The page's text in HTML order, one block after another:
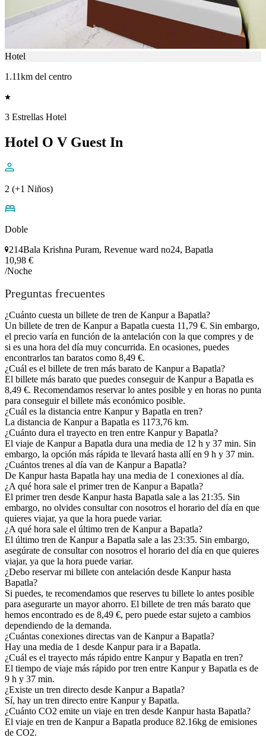
Hotel
1.11km del centro
3 Estrellas Hotel
Hotel O V Guest In
2 (+1 Niños)
Doble
214Bala Krishna Puram, Revenue ward no24, Bapatla
10,98 €
/Noche
Preguntas frecuentes
¿Cuánto cuesta un billete de tren de Kanpur a Bapatla?
Un billete de tren de Kanpur a Bapatla cuesta 11,79 €. Sin embargo,
el precio varía en función de la antelación con la que compres y de
si es una hora del día muy concurrida. En ocasiones, puedes
encontrarlos tan baratos como 8,49 €.
¿Cuál es el billete de tren más barato de Kanpur a Bapatla?
El billete más barato que puedes conseguir de Kanpur a Bapatla es
8,49 €. Recomendamos reservar lo antes posible y en horas no punta
para conseguir el billete más económico posible.
¿Cuál es la distancia entre Kanpur y Bapatla en tren?
La distancia de Kanpur a Bapatla es 1173,76 km.
¿Cuánto dura el trayecto en tren entre Kanpur y Bapatla?
El viaje de Kanpur a Bapatla dura una media de 12 h y 37 min. Sin
embargo, la opción más rápida te llevará hasta allí en 9 h y 37 min.
¿Cuántos trenes al día van de Kanpur a Bapatla?
De Kanpur hasta Bapatla hay una media de 1 conexiones al día.
¿A qué hora sale el primer tren de Kanpur a Bapatla?
El primer tren desde Kanpur hasta Bapatla sale a las 21:35. Sin
embargo, no olvides consultar con nosotros el horario del día en que
quieres viajar, ya que la hora puede variar.
¿A qué hora sale el último tren de Kanpur a Bapatla?
El último tren de Kanpur a Bapatla sale a las 23:35. Sin embargo,
asegúrate de consultar con nosotros el horario del día en que quieres
viajar, ya que la hora puede variar.
¿Debo reservar mi billete con antelación desde Kanpur hasta
Bapatla?
Si puedes, te recomendamos que reserves tu billete lo antes posible
para asegurarte un mayor ahorro. El billete de tren más barato que
hemos encontrado es de 8,49 €, pero puede estar sujeto a cambios
dependiendo de la demanda.
¿Cuántas conexiones directas van de Kanpur a Bapatla?
Hay una media de 1 desde Kanpur para ir a Bapatla.
¿Cuál es el trayecto más rápido entre Kanpur y Bapatla en tren?
El tiempo de viaje más rápido por tren entre Kanpur y Bapatla es de
9 h y 37 min.
¿Existe un tren directo desde Kanpur a Bapatla?
Sí, hay un tren directo entre Kanpur y Bapatla.
¿Cuánto CO2 emite un viaje en tren desde Kanpur hasta Bapatla?
El viaje en tren de Kanpur a Bapatla produce 82.16kg de emisiones
de CO2.